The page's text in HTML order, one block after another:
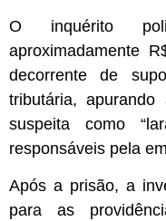
O inquérito
aproximadamente
decorrente de
tributária,
suspeita como
responsáveis pela
Após a prisão, a
para as